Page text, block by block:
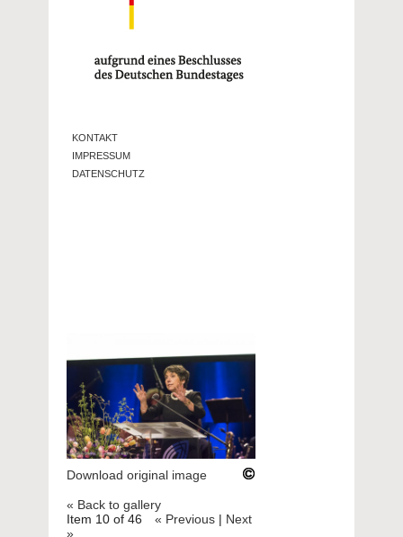
KONTAKT
IMPRESSUM
DATENSCHUTZ
Download original image
« Back to gallery
Item 10 of 46
« Previous | Next
»